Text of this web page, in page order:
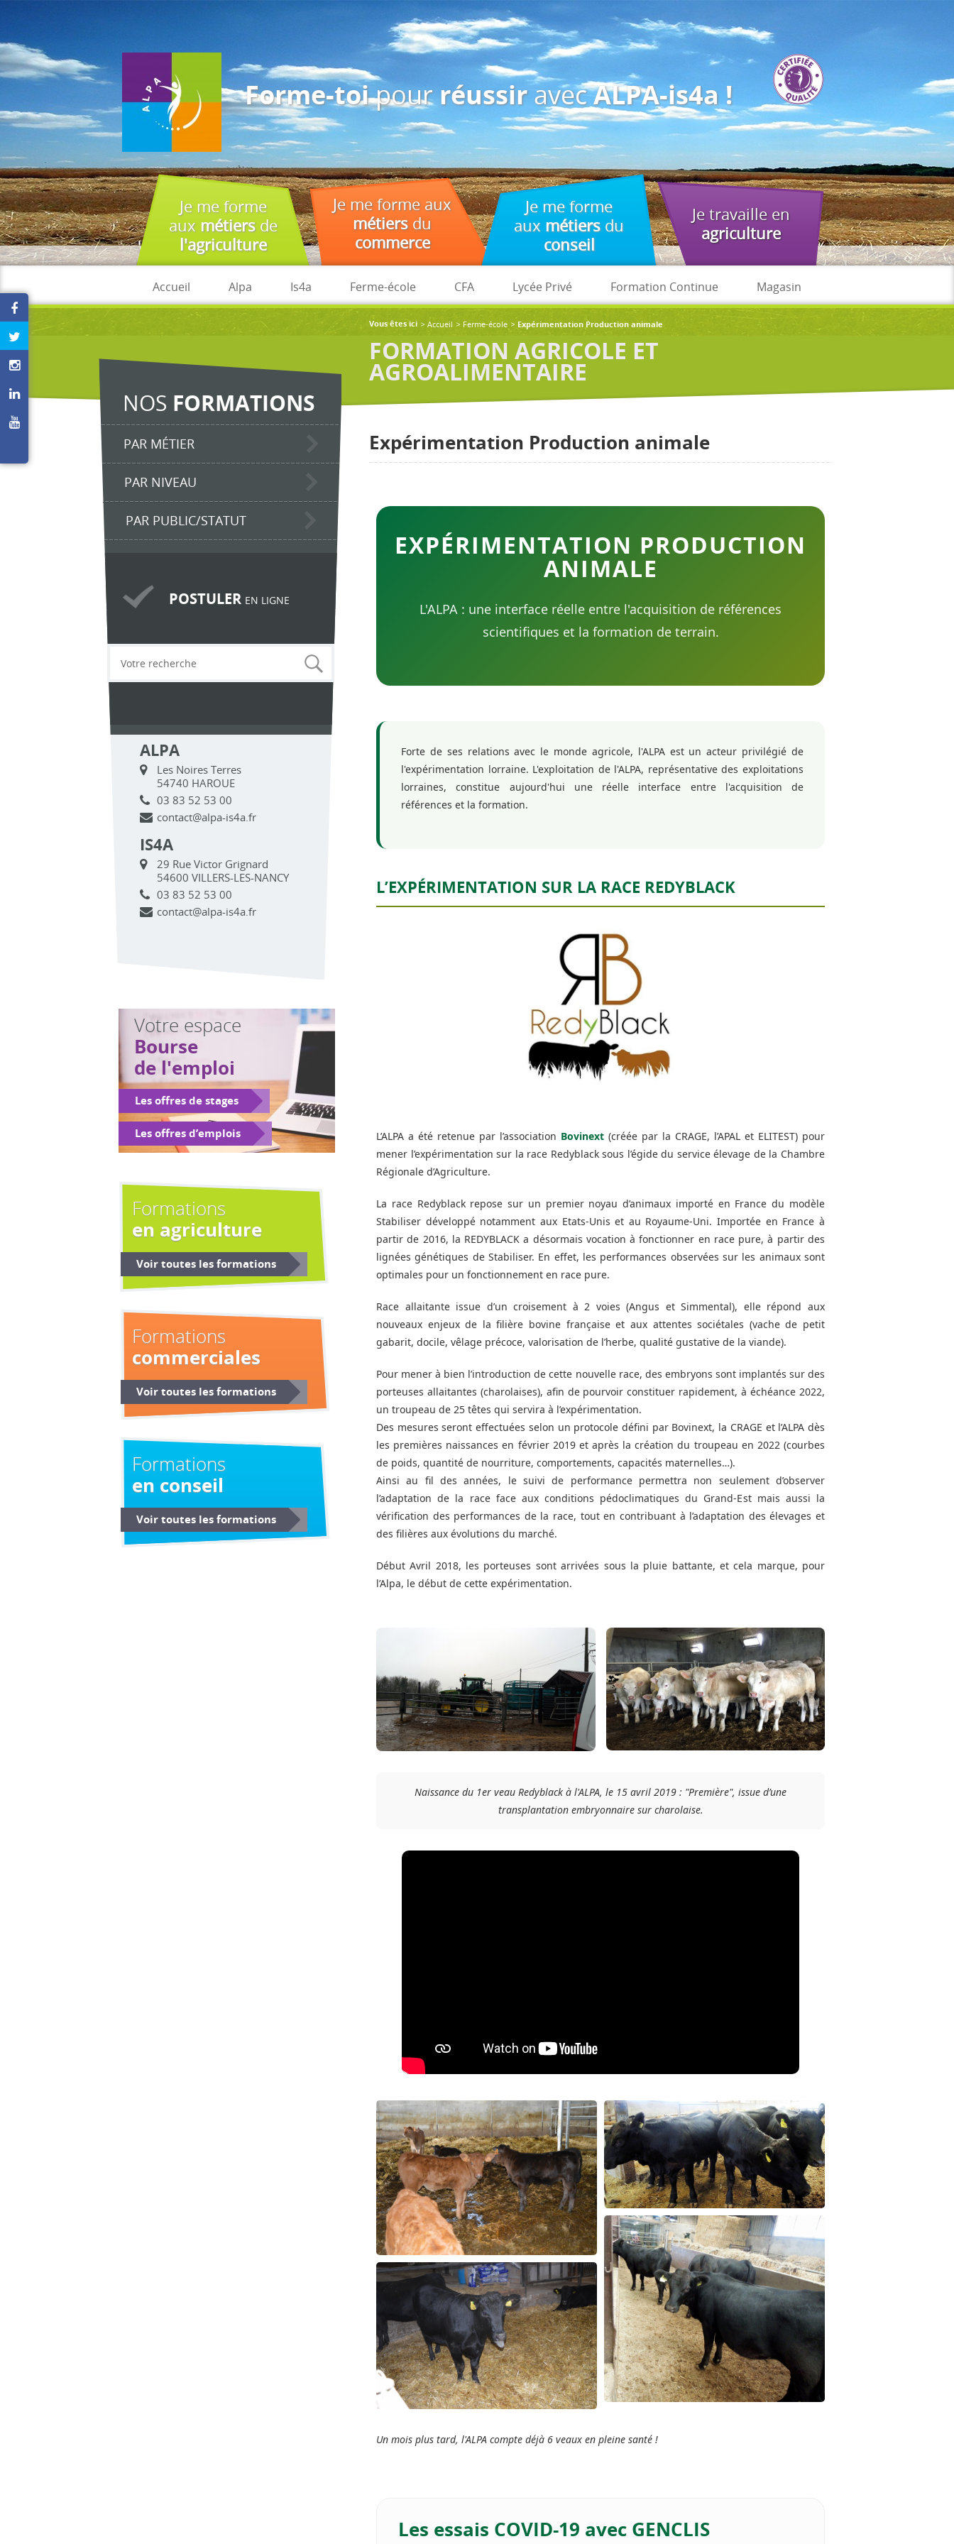
En utilisant ce site, vous acceptez que les cookies soient utilisés à des fins d'analyse, de pertinence et de publicité.
Forme-toipourréussiravecALPA-is4a !
Je me forme
aux métiersde
l'agriculture
Je me forme aux
métiersdu
commerce
Je me forme
aux métiersdu
conseil
Je travaille en
agriculture
Accueil Alpa Is4a Ferme-école CFA Lycée Privé Formation Continue Magasin
Vous êtes ici Accueil Ferme-école Expérimentation Production animale
FORMATION AGRICOLE ET
AGROALIMENTAIRE
NOS FORMATIONS
PAR MÉTIER
PAR NIVEAU
PAR PUBLIC/STATUT
POSTULER EN LIGNE
ALPA
Les Noires Terres
54740 HAROUE
03 83 52 53 00
contact@alpa-is4a.fr
IS4A
29 Rue Victor Grignard
54600 VILLERS-LES-NANCY
03 83 52 53 00
contact@alpa-is4a.fr
Votre espace
Bourse
de l'emploi
Les offres de stages
Les offres d’emplois
Formations
en agriculture
Voir toutes les formations
Formations
commerciales
Voir toutes les formations
Formations
en conseil
Voir toutes les formations
Expérimentation Production animale
EXPÉRIMENTATION PRODUCTION
ANIMALE
L'ALPA : une interface réelle entre l'acquisition de références
scientifiques et la formation de terrain.
Forte de ses relations avec le monde agricole, l'ALPA est un acteur privilégié de
l'expérimentation lorraine. L'exploitation de l'ALPA, représentative des exploitations
lorraines, constitue aujourd'hui une réelle interface entre l'acquisition de
références et la formation.
L’EXPÉRIMENTATION SUR LA RACE REDYBLACK
L’ALPA a été retenue par l’association Bovinext (créée par la CRAGE, l’APAL et ELITEST) pour
mener l’expérimentation sur la race Redyblack sous l’égide du service élevage de la Chambre
Régionale d’Agriculture.
La race Redyblack repose sur un premier noyau d’animaux importé en France du modèle
Stabiliser développé notamment aux Etats-Unis et au Royaume-Uni. Importée en France à
partir de 2016, la REDYBLACK a désormais vocation à fonctionner en race pure, à partir des
lignées génétiques de Stabiliser. En effet, les performances observées sur les animaux sont
optimales pour un fonctionnement en race pure.
Race allaitante issue d’un croisement à 2 voies (Angus et Simmental), elle répond aux
nouveaux enjeux de la filière bovine française et aux attentes sociétales (vache de petit
gabarit, docile, vêlage précoce, valorisation de l’herbe, qualité gustative de la viande).
Pour mener à bien l’introduction de cette nouvelle race, des embryons sont implantés sur des
porteuses allaitantes (charolaises), afin de pourvoir constituer rapidement, à échéance 2022,
un troupeau de 25 têtes qui servira à l’expérimentation.
Des mesures seront effectuées selon un protocole défini par Bovinext, la CRAGE et l’ALPA dès
les premières naissances en février 2019 et après la création du troupeau en 2022 (courbes
de poids, quantité de nourriture, comportements, capacités maternelles…).
Ainsi au fil des années, le suivi de performance permettra non seulement d’observer
l’adaptation de la race face aux conditions pédoclimatiques du Grand-Est mais aussi la
vérification des performances de la race, tout en contribuant à l’adaptation des élevages et
des filières aux évolutions du marché.
Début Avril 2018, les porteuses sont arrivées sous la pluie battante, et cela marque, pour
l’Alpa, le début de cette expérimentation.
Naissance du 1er veau Redyblack à l'ALPA, le 15 avril 2019 : "Première", issue d’une
transplantation embryonnaire sur charolaise.
Un mois plus tard, l'ALPA compte déjà 6 veaux en pleine santé !
Les essais COVID-19 avec GENCLIS